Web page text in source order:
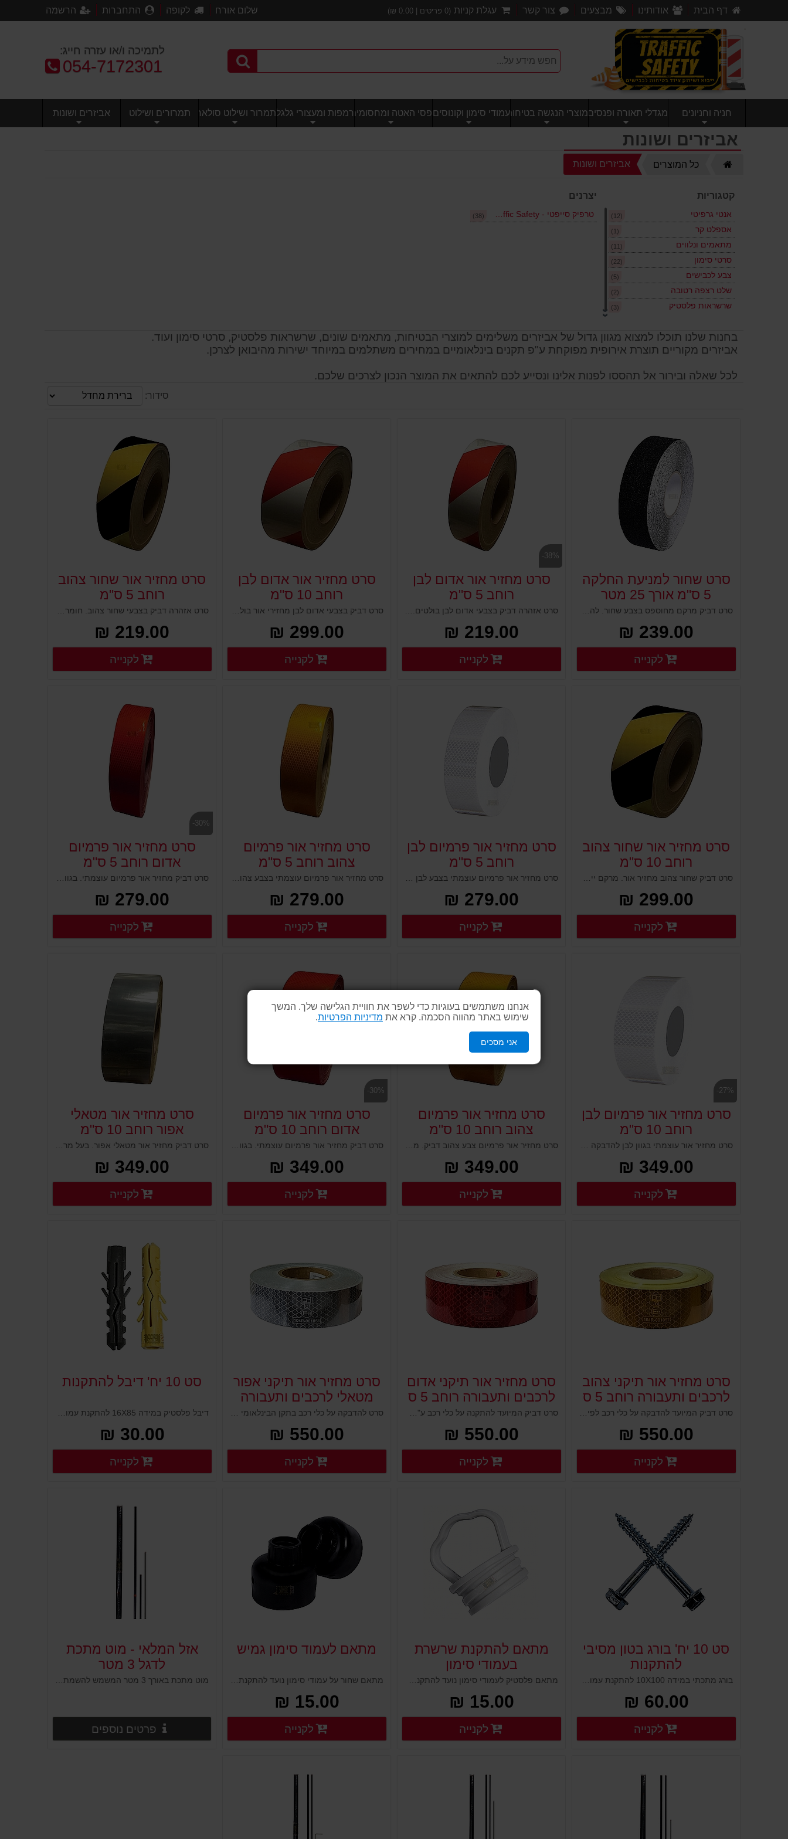
אנחנו משתמשים בעוגיות כדי לשפר את חוויית הגלישה שלך. המשך
שימוש באתר מהווה הסכמה. קרא את מדיניות הפרטיות.
אני מסכים
דף הבית אודותינו מבצעים צור קשר עגלת קניות (
0 פריטים | 0.00
₪) שלום אורח לקופה התחברות הרשמה
לתמיכה ו/או עזרה חייג:
טלפון:
054-7172301
חניה וחניונים מגדלי תאורה ופנסיםמוצרי הנגשה בטיחותיעמודי סימון וקונוסיםפסי האטה ומחסומיםרמפות ומעצורי גלגלתמרור ושילוט סולארי תמרורים ושילוט אביזרים ושונות
אביזרים ושונות
כל המוצרים אביזרים ושונות
קטגוריות
אנטי גרפיטי (12)
אספלט קר (1)
מתאמים ונלווים (11)
סרטי סימון (22)
צבע לכבישים (5)
שלט רצפה רטובה (2)
שרשראות פלסטיק (3)
יצרנים
טרפיק סייפטי - Traffic Safety (38)
בחנות שלנו תוכלו למצוא מגוון גדול של אביזרים משלימים למוצרי הבטיחות, מתאמים שונים, שרשראות פלסטיק, סרטי סימון ועוד.
אביזרים מקוריים תוצרת אירופית מפוקחת ע"פ תקנים בינלאומיים במחירים משתלמים במיוחד ישירות מהיבואן לצרכן.
לכל שאלה ובירור אל תהססו לפנות אלינו ונסייע לכם להתאים את המוצר הנכון לצרכים שלכם.
סידור:
סרט שחור למניעת החלקה
5 ס"מ אורך 25 מטר
סרט דביק מרקם מחוספס בצבע שחור. להתקנה במדרגות, משטחים חלקים, מעליות, שיפועים ועוד. מייצר בטיחות גבוהה לציבור במבנים, חנויות, מוסדות ומתחמי ציבור. יעיל גם לבטיחות עובדים במפעלים ובתעשייה. מוצר בעלות נמוכה שמונע תאונות מיותרות.
239.00 ₪
פרטים נוספים
לקנייה
-38%
סרט מחזיר אור אדום לבן
רוחב 5 ס"מ
סרט אזהרה דביק בצבעי אדום לבן בולטים. חומר איכותי ועמיד, מרקם מחזיר אור הבולט גם בחשיכה. הצבעים מחזירי האור נועדו להראות למרחוק ולגרום לאור להשתקף בהם. נועדו לסימון עמודים, ושלטים, מתחמי עבודה, אזורים מסוכנים, מכונות, מחסנים, מידוף ועוד.
219.00 ₪
פרטים נוספים
לקנייה
סרט מחזיר אור אדום לבן
רוחב 10 ס"מ
סרט דביק בצבעי אדום לבן מחזירי אור בולטים. מרקם ייחודי ועמיד, צבעים מחזירי אור הבולטים גם בחשיכה. נועדו להראות למרחוק ולגרום לאור להשתקף בהם כשהתאורה נמוכה. נועדו לסימון מסגרות, עמודים, ושלטים, מתחמי עבודה, אזורים מסוכנים, מכונות, מחסנים, מידוף ועוד.
299.00 ₪
פרטים נוספים
לקנייה
סרט מחזיר אור שחור צהוב
רוחב 5 ס"מ
סרט אזהרה דביק בצבעי שחור צהוב. חומר איכותי מרקם מחזיר אור הבולט גם בחשיכה. הצבעים מחזירי האור מטרתם להראות למרחוק ולגרום לתאורה להשתקף בהם. מטרתם סימון עמודים, ושלטים, מתחמי עבודה, אזורים מסוכנים, מכונות, מחסנים, מידוף, דלתות ועוד.
219.00 ₪
פרטים נוספים
לקנייה
סרט מחזיר אור שחור צהוב
רוחב 10 ס"מ
299.00 ₪
פרטים נוספים
לקנייה
סרט מחזיר אור פרמיום לבן
רוחב 5 ס"מ
279.00 ₪
פרטים נוספים
לקנייה
סרט מחזיר אור פרמיום
צהוב רוחב 5 ס"מ
279.00 ₪
פרטים נוספים
לקנייה
-30%
סרט מחזיר אור פרמיום
אדום רוחב 5 ס"מ
279.00 ₪
פרטים נוספים
לקנייה
-27%
סרט מחזיר אור פרמיום לבן
רוחב 10 ס"מ
349.00 ₪
פרטים נוספים
לקנייה
סרט מחזיר אור פרמיום
צהוב רוחב 10 ס"מ
349.00 ₪
פרטים נוספים
לקנייה
-30%
סרט מחזיר אור פרמיום
אדום רוחב 10 ס"מ
349.00 ₪
פרטים נוספים
לקנייה
סרט מחזיר אור מטאלי
אפור רוחב 10 ס"מ
סרט דביק מחזיר אור מטאלי אפור. בעל מרקם מטאלי מתכתי הבוהק במיוחד למרחוק, מעניק השתקפות ייחודית ובולטת, מחזיר את קרני האור ומעניק מראה יוקרתי ומהודר. מותאם להדבקה על משטחים ואביזרים לתחום התעשייה והמחסנים, חניונים, תחבורה ועוד.
349.00 ₪
פרטים נוספים
לקנייה
סרט מחזיר אור תיקני צהוב
לרכבים ותעבורה רוחב 5 ס
550.00 ₪
פרטים נוספים
לקנייה
סרט מחזיר אור תיקני אדום
לרכבים ותעבורה רוחב 5 ס
550.00 ₪
פרטים נוספים
לקנייה
סרט מחזיר אור תיקני אפור
מטאלי לרכבים ותעבורה
רוחב 5 ס
550.00 ₪
פרטים נוספים
לקנייה
סט 10 יח' דיבל להתקנות
30.00 ₪
פרטים נוספים
לקנייה
סט 10 יח' בורג בטון מסיבי
להתקנות
60.00 ₪
פרטים נוספים
לקנייה
מתאם להתקנת שרשרת
בעמודי סימון
15.00 ₪
פרטים נוספים
לקנייה
מתאם לעמוד סימון גמיש
15.00 ₪
פרטים נוספים
לקנייה
אזל המלאי - מוט מתכת
לדגל 3 מטר
פרטים נוספים